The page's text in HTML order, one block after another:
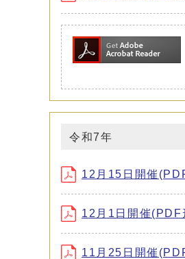
令和7年
12月15日開催
12月1日開催
11月25日開催